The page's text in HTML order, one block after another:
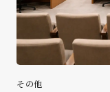
その他